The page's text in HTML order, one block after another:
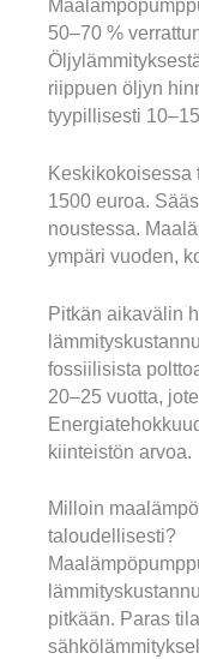
50–70 %
riippuen öljyn
tyypillisesti
Keskikokoisessa
1500 euroa.
noustessa.
ympäri vuoden,
Pitkän aikavälin
fossiilisista
20–25 vuotta,
kiinteistön arvoa.
Milloin
taloudellisesti?
pitkään. Paras